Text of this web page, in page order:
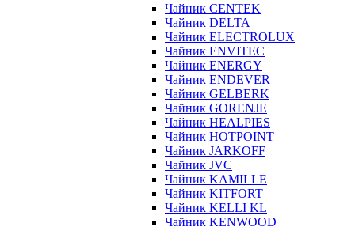
Чайник CENTEK
Чайник DELTA
Чайник ELECTROLUX
Чайник ENVITEC
Чайник ENERGY
Чайник ENDEVER
Чайник GELBERK
Чайник GORENJE
Чайник HEALPIES
Чайник HOTPOINT
Чайник JARKOFF
Чайник JVC
Чайник KAMILLE
Чайник KITFORT
Чайник KELLI KL
Чайник KENWOOD